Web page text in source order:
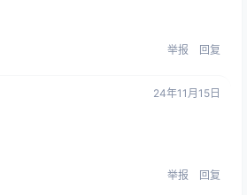
举报 回复
24年11月15日
举报 回复